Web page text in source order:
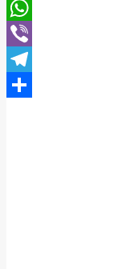
Mail.Ru
WhatsApp
Viber
Telegram